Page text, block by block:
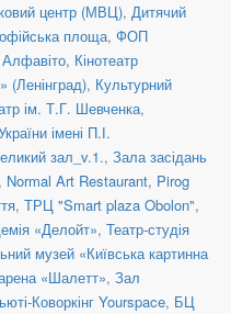
центр (МВЦ), Дитячий
площа, ФОП
, Кінотеатр
(Ленінград), Культурний
ім. Т.Г. Шевченка,
імені П.І.
зал_v.1., Зала засідань
, Normal Art Restaurant, Pirog
, ТРЦ "Smart plaza Obolon",
«Делойт», Театр-студія
музей «Київська картинна
«Шалетт», Зал
Коворкінг Yourspace, БЦ